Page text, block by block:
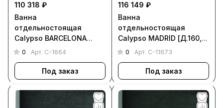
110 318 ₽
Ванна
отдельностоящая
Calypso BARCELONA
[Д.170, Ш. 60, Г. 47, C-
0 Арт. C-1664
Под заказ
116 149 ₽
Ванна
отдельностоящая
Calypso MADRID [Д.160,
Ш. 73, Г. 47, C-11673]
0 Арт. C-11673
Под заказ